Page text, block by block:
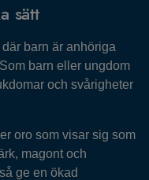
sätt
barn är anhöriga
barn eller ungdom
och svårigheter
oro som visar sig som
magont och
ge en ökad